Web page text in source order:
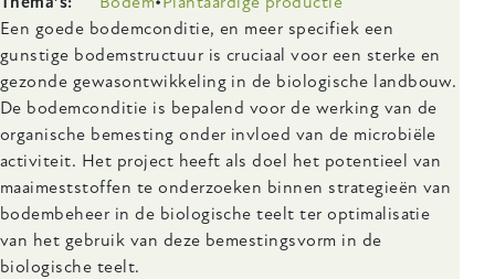
(voor
de
agro-
ecologie
nuttige
gewassen
of
agro-
ecological
service
Body
Een goede bodemconditie, en meer specifiek een
gunstige bodemstructuur is cruciaal voor een sterke en
gezonde gewasontwikkeling in de biologische landbouw.
De bodemconditie is bepalend voor de werking van de
organische bemesting onder invloed van de microbiële
activiteit. Het project heeft als doel het potentieel van
maaimeststoffen te onderzoeken binnen strategieën van
bodembeheer in de biologische teelt ter optimalisatie
van het gebruik van deze bemestingsvorm in de
biologische teelt.